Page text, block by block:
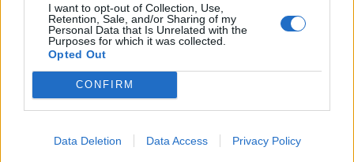
I want to opt-out of Collection, Use,
Retention, Sale, and/or Sharing of my
Personal Data that Is Unrelated with the
Purposes for which it was collected.
Opted Out
CONFIRM
Data Deletion Data Access Privacy Policy
Τι προβάλλουν τα Cinema σε επτά πόλεις της
Πελοποννήσου
06/08/2026 15:12